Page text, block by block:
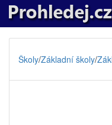
Školy/Základní školy/